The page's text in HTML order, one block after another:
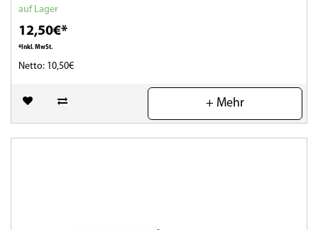
auf Lager
12,50€*
*Inkl. MwSt.
Netto: 10,50€
(0)
+ Mehr